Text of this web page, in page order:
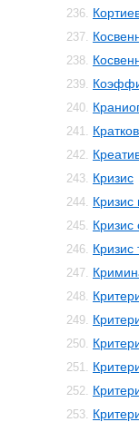
236.
237.
238.
239.
240.
241.
242.
243. Кризис
244. Кризис
245. Кризис
246. Кризис
247.
248.
249.
250.
251.
252.
253.